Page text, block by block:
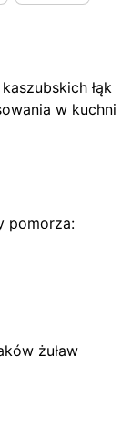
łąk
w kuchni
pomorza:
żuław